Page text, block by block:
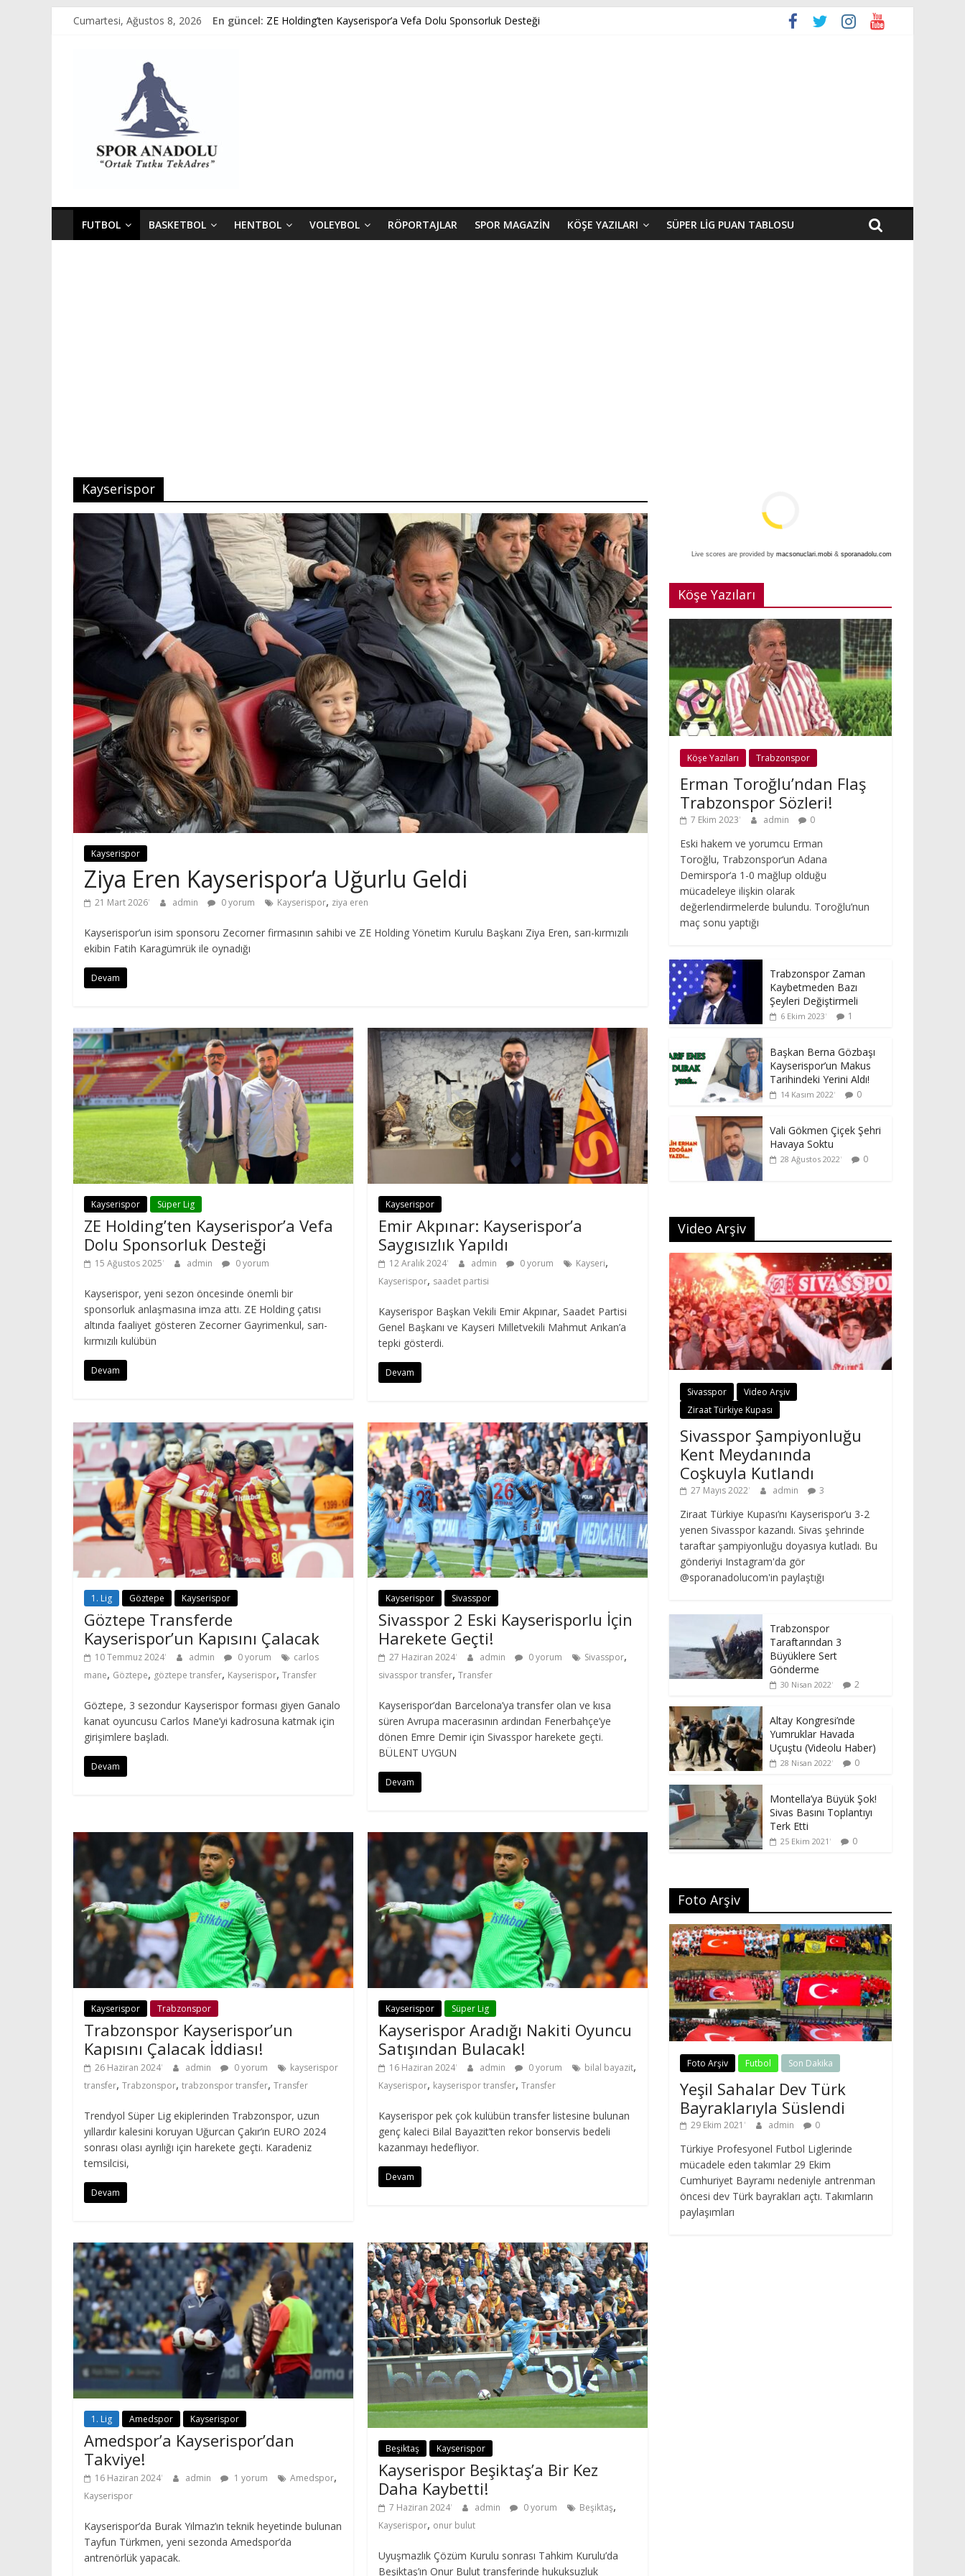
Cumartesi, Ağustos 8, 2026 En güncel: ZE Holding’ten Kayserispor’a Vefa Dolu Sponsorluk Desteği
Spor
Anadolu
Tutku,
FUTBOL BASKETBOL HENTBOL VOLEYBOL RÖPORTAJLAR SPOR MAGAZIN KÖŞE YAZILARI SÜPER LIG PUAN TABLOSU
Kayserispor
Kayserispor
Ziya Eren Kayserispor’a Uğurlu Geldi
21 Mart 2026 admin 0 yorum Kayserispor, ziya eren
Kayserispor’un isim sponsoru Zecorner firmasının sahibi ve ZE Holding Yönetim Kurulu Başkanı Ziya Eren, sarı-kırmızılı
ekibin Fatih Karagümrük ile oynadığı
Devam
Kayserispor Süper Lig
ZE Holding’ten Kayserispor’a Vefa
Dolu Sponsorluk Desteği
15 Ağustos 2025 admin 0 yorum
Kayserispor, yeni sezon öncesinde önemli bir
sponsorluk anlaşmasına imza attı. ZE Holding çatısı
altında faaliyet gösteren Zecorner Gayrimenkul, sarı-
kırmızılı kulübün
Devam
Kayserispor
Emir Akpınar: Kayserispor’a
Saygısızlık Yapıldı
12 Aralık 2024 admin 0 yorum Kayseri,
Kayserispor, saadet partisi
Kayserispor Başkan Vekili Emir Akpınar, Saadet Partisi
Genel Başkanı ve Kayseri Milletvekili Mahmut Arıkan’a
tepki gösterdi.
Devam
1. Lig Göztepe Kayserispor
Göztepe Transferde
Kayserispor’un Kapısını Çalacak
10 Temmuz 2024 admin 0 yorum
carlos
mane, Göztepe, göztepe transfer, Kayserispor, Transfer
Göztepe, 3 sezondur Kayserispor forması giyen Ganalo
kanat oyuncusu Carlos Mane’yi kadrosuna katmak için
girişimlere başladı.
Devam
Kayserispor Sivasspor
Sivasspor 2 Eski Kayserisporlu İçin
Harekete Geçti!
27 Haziran 2024 admin 0 yorum Sivasspor,
sivasspor transfer,Transfer
Kayserispor’dan Barcelona’ya transfer olan ve kısa
süren Avrupa macerasının ardından Fenerbahçe’ye
dönen Emre Demir için Sivasspor harekete geçti.
BÜLENT UYGUN
Devam
Kayserispor Trabzonspor
Trabzonspor Kayserispor’un
Kapısını Çalacak İddiası!
26 Haziran 2024 admin 0 yorum
kayserispor
transfer, Trabzonspor, trabzonspor transfer, Transfer
Trendyol Süper Lig ekiplerinden Trabzonspor, uzun
yıllardır kalesini koruyan Uğurcan Çakır’ın EURO 2024
sonrası olası ayrılığı için harekete geçti. Karadeniz
temsilcisi,
Devam
Kayserispor Süper Lig
Kayserispor Aradığı Nakiti Oyuncu
Satışından Bulacak!
16 Haziran 2024 admin 0 yorum bilal bayazit,
Kayserispor, kayserispor transfer,Transfer
Kayserispor pek çok kulübün transfer listesine bulunan
genç kaleci Bilal Bayazit’ten rekor bonservis bedeli
kazanmayı hedefliyor.
Devam
1. Lig Amedspor Kayserispor
Amedspor’a Kayserispor’dan
Takviye!
16 Haziran 2024 admin 1 yorum Amedspor,
Kayserispor
Kayserispor’da Burak Yılmaz’ın teknik heyetinde bulunan
Tayfun Türkmen, yeni sezonda Amedspor’da
antrenörlük yapacak.
Beşiktaş Kayserispor
Kayserispor Beşiktaş’a Bir Kez
Daha Kaybetti!
7 Haziran 2024 admin 0 yorum Beşiktaş,
Kayserispor, onur bulut
Uyuşmazlık Çözüm Kurulu sonrası Tahkim Kurulu’da
Beşiktaş’ın Onur Bulut transferinde hukuksuzluk
Live scores are provided by macsonuclari.mobi & sporanadolu.com
Köşe Yazıları
Köşe Yazıları Trabzonspor
Erman Toroğlu’ndan Flaş
Trabzonspor Sözleri!
7 Ekim 2023 admin 0
Eski hakem ve yorumcu Erman
Toroğlu, Trabzonspor‘un Adana
Demirspor‘a 1-0 mağlup olduğu
mücadeleye ilişkin olarak
değerlendirmelerde bulundu. Toroğlu’nun
maç sonu yaptığı
Trabzonspor Zaman
Kaybetmeden Bazı
Şeyleri Değiştirmeli
6 Ekim 2023 1
Başkan Berna Gözbaşı
Kayserispor’un Makus
Tarihindeki Yerini Aldı!
14 Kasım 2022 0
Vali Gökmen Çiçek Şehri
Havaya Soktu
28 Ağustos 2022 0
Video Arşiv
Sivasspor
Video Arşiv
Ziraat Türkiye Kupası
Sivasspor Şampiyonluğu
Kent Meydanında
Coşkuyla Kutlandı
27 Mayıs 2022 admin 3
Ziraat Türkiye Kupası’nı Kayserispor’u 3-2
yenen Sivasspor kazandı. Sivas şehrinde
taraftar şampiyonluğu doyasıya kutladı. Bu
gönderiyi Instagram'da gör
@sporanadolucom'in paylaştığı
Trabzonspor
Taraftarından 3
Büyüklere Sert
Gönderme
30 Nisan 2022 2
Altay Kongresi’nde
Yumruklar Havada
Uçuştu (Videolu Haber)
28 Nisan 2022 0
Montella’ya Büyük Şok!
Sivas Basını Toplantıyı
Terk Etti
25 Ekim 2021 0
Foto Arşiv
Foto Arşiv Futbol Son Dakika
Yeşil Sahalar Dev Türk
Bayraklarıyla Süslendi
29 Ekim 2021 admin 0
Türkiye Profesyonel Futbol Liglerinde
mücadele eden takımlar 29 Ekim
Cumhuriyet Bayramı nedeniyle antrenman
öncesi dev Türk bayrakları açtı. Takımların
paylaşımları